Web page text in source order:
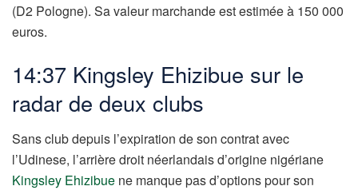
(D2 Pologne). Sa valeur marchande est estimée à 150 000
euros.
14:37 Kingsley Ehizibue sur le
radar de deux clubs
Sans club depuis l’expiration de son contrat avec
l’Udinese, l’arrière droit néerlandais d’origine nigériane
Kingsley Ehizibue ne manque pas d’options pour son